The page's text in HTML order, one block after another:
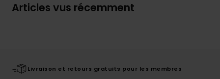
Articles vus récemment
Livraison et retours gratuits pour les membres